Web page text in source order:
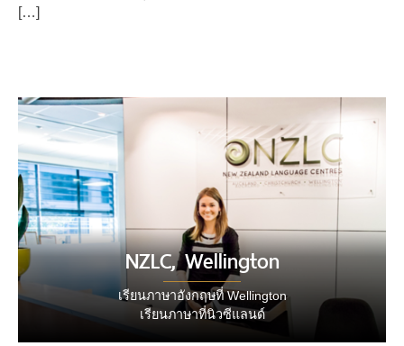
[…]
NZLC, Wellington
เรียนภาษาอังกฤษที่ Wellington
เรียนภาษาที่นิวซีแลนด์